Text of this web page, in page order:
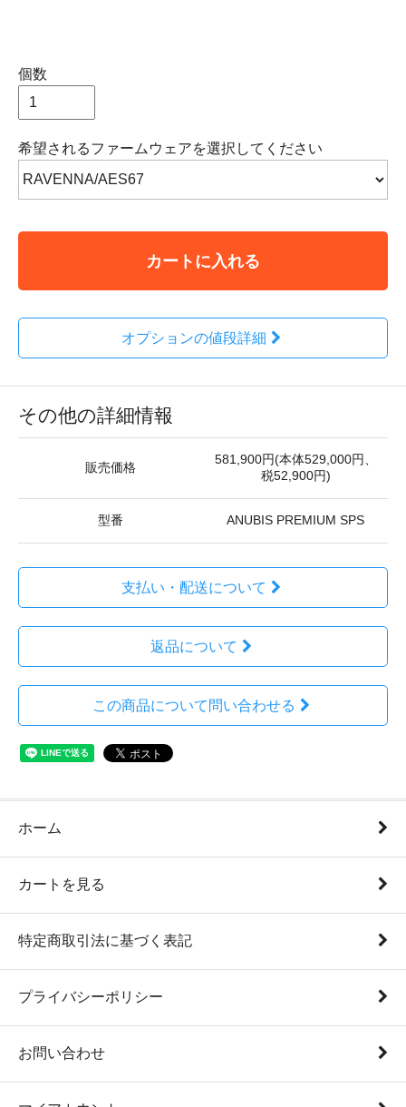
個数
希望されるファームウェアを選択してください
カートに入れる
オプションの値段詳細
その他の詳細情報
販売価格
581,900円(本体529,000円、
税52,900円)
型番 ANUBIS PREMIUM SPS
支払い・配送について
返品について
この商品について問い合わせる
ホーム
カートを見る
特定商取引法に基づく表記
プライバシーポリシー
お問い合わせ